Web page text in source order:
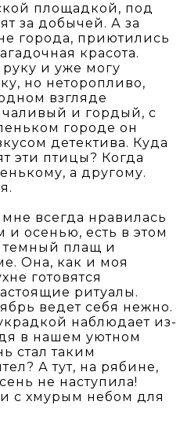
площадкой, под
за добычей. А за
города, приютились
красота.
и уже могу
но неторопливо,
взгляде
и гордый, с
городе он
детектива. Куда
эти птицы? Когда
а другому.
всегда нравилась
осенью, есть в этом
темный плащ и
Она, как и моя
готовятся
ритуалы.
ведет себя нежно.
наблюдает из-
в нашем уютном
стал таким
А тут, на рябине,
не наступила!
с хмурым небом для